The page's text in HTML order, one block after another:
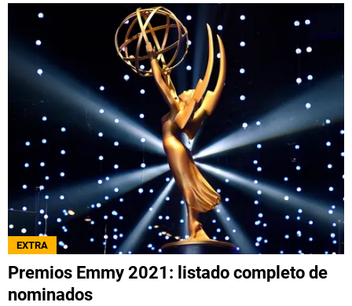
EXTRA
Premios Emmy 2021: listado completo de
nominados